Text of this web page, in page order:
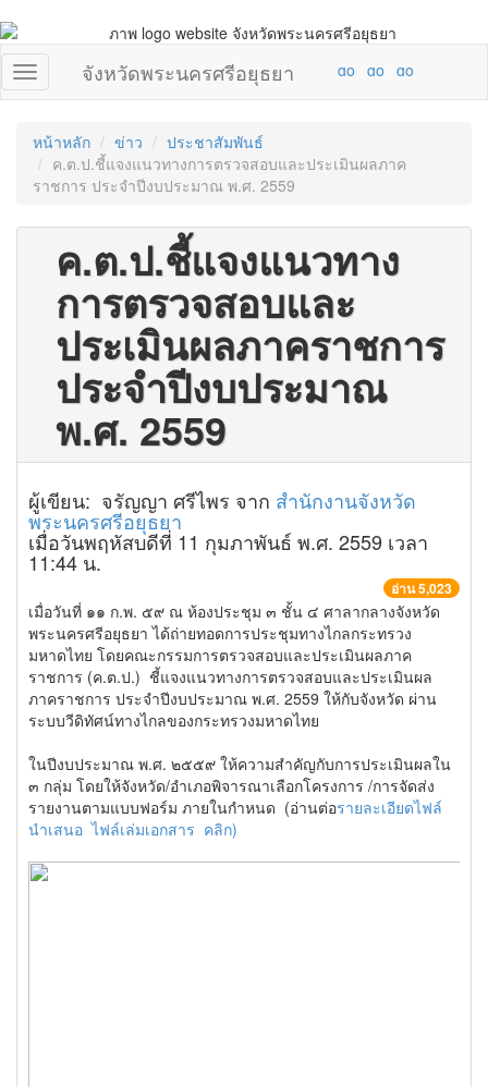
จังหวัดพระนครศรีอยุธยา
หน้าหลัก ข่าว
ประชาสัมพันธ์
ค.ต.ป.ชี้แจงแนวทางการตรวจสอบและประเมินผลภาค
ราชการ ประจำปีงบประมาณ พ.ศ. 2559
ค.ต.ป.ชี้แจงแนวทาง
การตรวจสอบและ
ประเมินผลภาคราชการ
ประจำปีงบประมาณ
พ.ศ. 2559
ผู้เขียน: จรัญญา ศรีไพร จาก สำนักงานจังหวัด
พระนครศรีอยุธยา
เมื่อวันพฤหัสบดีที่ 11 กุมภาพันธ์ พ.ศ. 2559 เวลา
11:44 น.
อ่าน 5,023
เมื่อวันที่ ๑๑ ก.พ. ๕๙ ณ ห้องประชุม ๓ ชั้น ๔ ศาลากลางจังหวัด
พระนครศรีอยุธยา ได้ถ่ายทอดการประชุมทางไกลกระทรวง
มหาดไทย โดยคณะกรรมการตรวจสอบและประเมินผลภาค
ราชการ (ค.ต.ป.) ชี้แจงแนวทางการตรวจสอบและประเมินผล
ภาคราชการ ประจำปีงบประมาณ พ.ศ. 2559 ให้กับจังหวัด ผ่าน
ระบบวีดิทัศน์ทางไกลของกระทรวงมหาดไทย
ในปีงบประมาณ พ.ศ. ๒๕๕๙ ให้ความสำคัญกับการประเมินผลใน
๓ กลุ่ม โดยให้จังหวัด/อำเภอพิจารณาเลือกโครงการ /การจัดส่ง
รายงานตามแบบฟอร์ม ภายในกำหนด (อ่านต่อรายละเอียดไฟล์
นำเสนอ ไฟล์เล่มเอกสาร คลิก)